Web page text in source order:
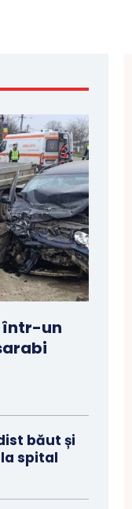
într-un
băut și
spital